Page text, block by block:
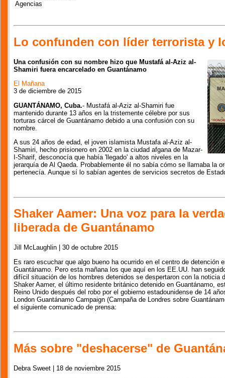
Agencias
Lo confunden con líder terrorista y
Una confusión con su nombre hizo que Mustafá al-Aziz al-
Shamiri fuera encarcelado en Guantánamo
El Mañana
3 de diciembre de 2015
GUANTÁNAMO, Cuba.- Mustafá al-Aziz al-Shamiri fue
mantenido durante 13 años en la tristemente célebre por sus
torturas cárcel de Guantánamo debido a una confusión con su
nombre.
A sus 24 años de edad, el joven islamista Mustafa al-Aziz al-
Shamiri, hecho prisionero en 2002 en la ciudad afgana de Mazar-
I-Sharif, desconocía que había 'llegado' a altos niveles en la
jerarquía de Al Qaeda. Probablemente él no sabía cómo se llamaba la
pertenecía. Aunque sí lo sabían agentes de servicios secretos de
Shaker Aamer: Una voz para la
liberada de Guantánamo
Jill McLaughlin | 30 de octubre 2015
Es raro escuchar que algo bueno ha ocurrido en el centro de detención
Guantánamo. Pero esta mañana los que aquí en los EE.UU. han
difícil situación de los hombres detenidos se despertaron con la noticia
Shaker Aamer, el último residente británico detenido en Guantánamo,
Reino Unido después del robo por el gobierno estadounidense de 14
London Guantánamo Campaign (Campaña de Londres sobre
el siguiente comunicado de prensa:
Más sobre "deshacerse" de
Debra Sweet | 18 de noviembre 2015